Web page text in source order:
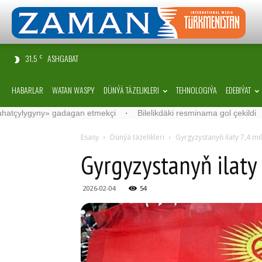
31.5 C ASHGABAT
HABARLAR WATAN WASPY DÜNÝÄ TÄZELIKLERI TEHNOLOGIÝA EDEBIÝAT
gadagan etmekçi · Bilelikdäki resminama gol çekildi ·
Esasy Dünýä täzelikleri Gyrgyzystanyň ilaty 7,4
Gyrgyzystanyň
2026-02-04 54